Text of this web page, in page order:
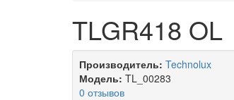
TLGR418 OL
Производитель: Technolux
Модель: TL_00283
0 отзывов